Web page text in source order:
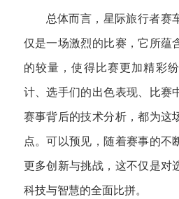
总体而言，星际旅行者赛
仅是一场激烈的比赛，它所蕴
的较量，使得比赛更加精彩
计、选手们的出色表现、比赛
赛事背后的技术分析，都为这
点。可以预见，随着赛事的不
更多创新与挑战，这不仅是对
科技与智慧的全面比拼。